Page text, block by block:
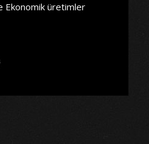
Ekonomik üretimler